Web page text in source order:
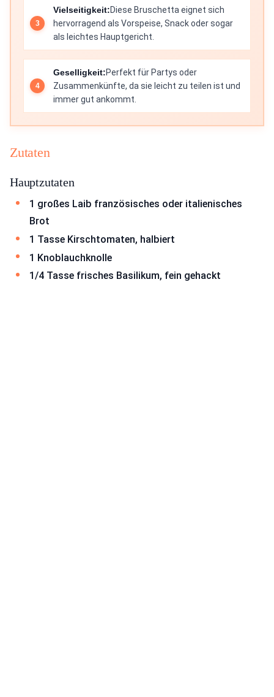
Vielseitigkeit:Diese Bruschetta eignet sich
hervorragend als Vorspeise, Snack oder sogar
als leichtes Hauptgericht.
Geselligkeit:Perfekt für Partys oder
Zusammenkünfte, da sie leicht zu teilen ist und
immer gut ankommt.
Zutaten
Hauptzutaten
1 großes Laib französisches oder italienisches
Brot
1 Tasse Kirschtomaten, halbiert
1 Knoblauchknolle
1/4 Tasse frisches Basilikum, fein gehackt